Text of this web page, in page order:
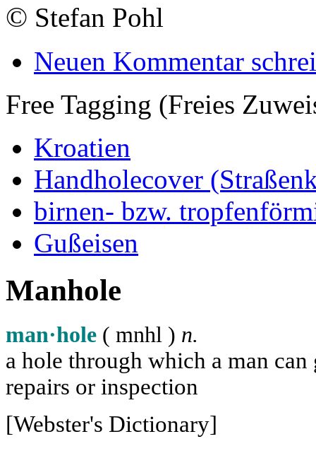
© Stefan Pohl
Neuen Kommentar
Free Tagging (Freies
Kroatien
Handholecover
birnen- bzw.
Gußeisen
Manhole
man·hole ( mnhl ) n.
a hole through which a man
repairs or inspection
[Webster's Dictionary]